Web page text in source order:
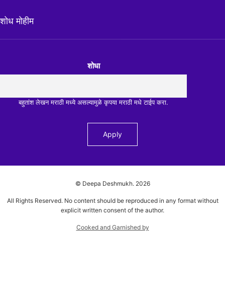
शोध मोहीम
शोधा
बहुतांश लेखन मराठी मध्ये असल्यामुळे कृपया मराठी मधे टाईप करा.
© Deepa Deshmukh. 2026
All Rights Reserved. No content should be reproduced in any format without
explicit written consent of the author.
Cooked and Garnished by